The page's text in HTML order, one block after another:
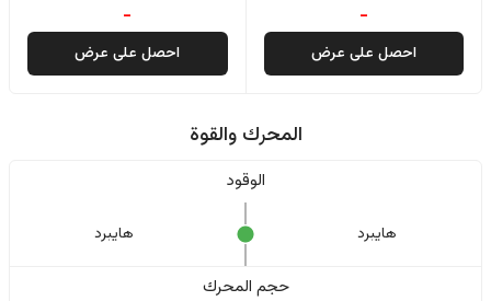
-
احصل على عرض
-
احصل على عرض
المحرك والقوة
الوقود
هايبرد هايبرد
حجم المحرك